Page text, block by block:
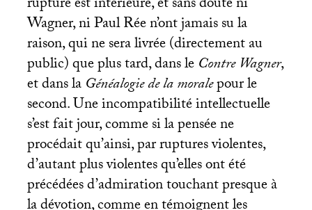
Wagner, ni Paul Rée n’ont jamais su la
raison, qui ne sera livrée (directement au
public) que plus tard, dans leContre Wagner,
et dans laGénéalogie de la moralepour le
second. Une incompatibilité intellectuelle
s’est fait jour, comme si la pensée ne
procédait qu’ainsi, par ruptures violentes,
d’autant plus violentes qu’elles ont été
précédées d’admiration touchant presque à